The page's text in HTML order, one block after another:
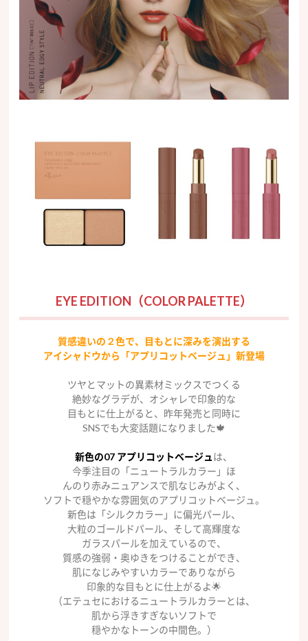
EYE EDITION（COLOR PALETTE）
質感違いの２色で、目もとに深みを演出する
アイシャドウから「アプリコットベージュ」新登場
ツヤとマットの異素材ミックスでつくる
絶妙なグラデが、オシャレで印象的な
目もとに仕上がると、昨年発売と同時に
SNSでも大変話題になりました🍁
新色の07 アプリコットベージュ は、
今季注目の「ニュートラルカラー」ほ
んのり赤みニュアンスで肌なじみがよく、
ソフトで穏やかな雰囲気のアプリコットベージュ。
新色は「シルクカラー」に偏光パール、
大粒のゴールドパール、そして高輝度な
ガラスパールを加えているので、
質感の強弱・奥ゆきをつけることができ、
肌になじみやすいカラーでありながら
印象的な目もとに仕上がるよ🌟
（エテュセにおけるニュートラルカラーとは、
肌から浮きすぎないソフトで
穏やかなトーンの中間色。）